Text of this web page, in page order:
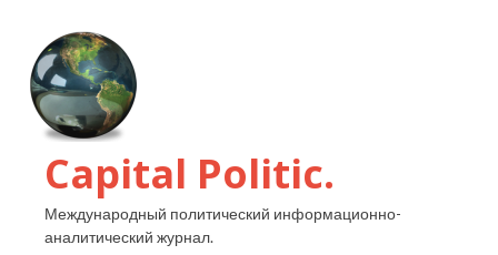
Capital Politic.
Международный политический информационно-
аналитический журнал.